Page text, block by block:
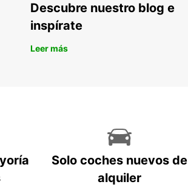
Descubre nuestro blog e
inspírate
Leer más
Solo coches nuevos de
alquiler